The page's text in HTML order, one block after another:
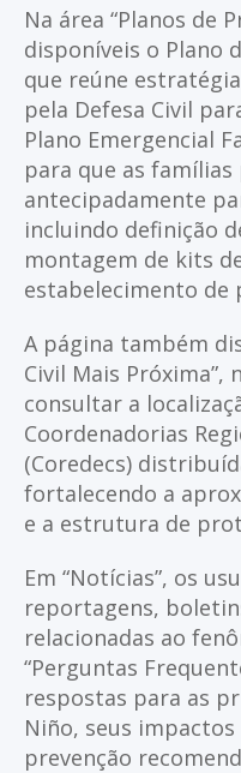
Na área “Planos de
disponíveis o Plano
que reúne
pela Defesa Civil
Plano Emergencial
para que as
antecipadamente
incluindo definição
montagem de kits
estabelecimento de
A página também
Civil Mais Próxima”,
consultar a
Coordenadorias
(Coredecs)
fortalecendo a
e a estrutura de
Em “Notícias”, os
reportagens,
relacionadas ao
“Perguntas
respostas para as
Niño, seus impactos
prevenção